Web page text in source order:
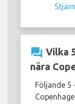
question_answer Vilka
nära
Följande